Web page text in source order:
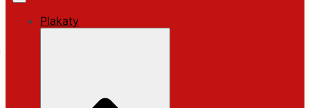
Plakaty